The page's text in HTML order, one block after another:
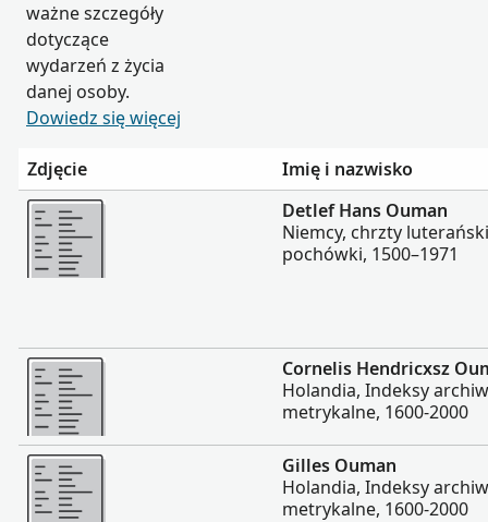
ważne szczegóły
dotyczące
wydarzeń z życia
danej osoby.
Dowiedz się więcej
Zdjęcie
Imię i nazwisko
Więcej
Detlef Hans Ouman
Niemcy, chrzty
pochówki, 1500–1971
Więcej
Cornelis Hendricxsz
Holandia, Indeksy
metrykalne, 1600-2000
Więcej
Gilles Ouman
Holandia, Indeksy
metrykalne, 1600-2000